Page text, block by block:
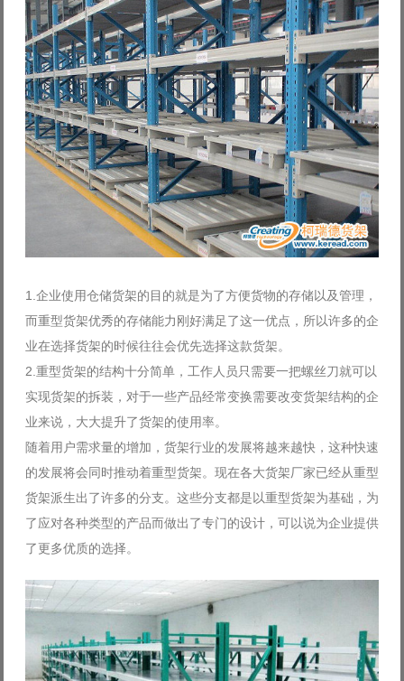
1.企业使用仓储货架的目的就是为了方便货物的存储以及管理，
而重型货架优秀的存储能力刚好满足了这一优点，所以许多的企
业在选择货架的时候往往会优先选择这款货架。
2.重型货架的结构十分简单，工作人员只需要一把螺丝刀就可以
实现货架的拆装，对于一些产品经常变换需要改变货架结构的企
业来说，大大提升了货架的使用率。
随着用户需求量的增加，货架行业的发展将越来越快，这种快速
的发展将会同时推动着重型货架。现在各大货架厂家已经从重型
货架派生出了许多的分支。这些分支都是以重型货架为基础，为
了应对各种类型的产品而做出了专门的设计，可以说为企业提供
了更多优质的选择。